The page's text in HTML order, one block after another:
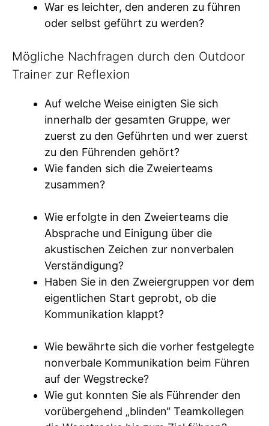
War es leichter, den anderen zu führen
oder selbst geführt zu werden?
Mögliche Nachfragen durch den Outdoor
Trainer zur Reflexion
Auf welche Weise einigten Sie sich
innerhalb der gesamten Gruppe, wer
zuerst zu den Geführten und wer zuerst
zu den Führenden gehört?
Wie fanden sich die Zweierteams
zusammen?
Wie erfolgte in den Zweierteams die
Absprache und Einigung über die
akustischen Zeichen zur nonverbalen
Verständigung?
Haben Sie in den Zweiergruppen vor dem
eigentlichen Start geprobt, ob die
Kommunikation klappt?
Wie bewährte sich die vorher festgelegte
nonverbale Kommunikation beim Führen
auf der Wegstrecke?
Wie gut konnten Sie als Führender den
vorübergehend „blinden“ Teamkollegen